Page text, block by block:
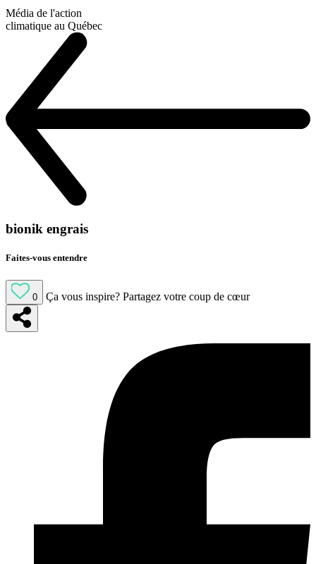
Média de l'action
climatique au Québec
bionik engrais
Faites-vous entendre
0 Ça vous inspire? Partagez votre coup de cœur